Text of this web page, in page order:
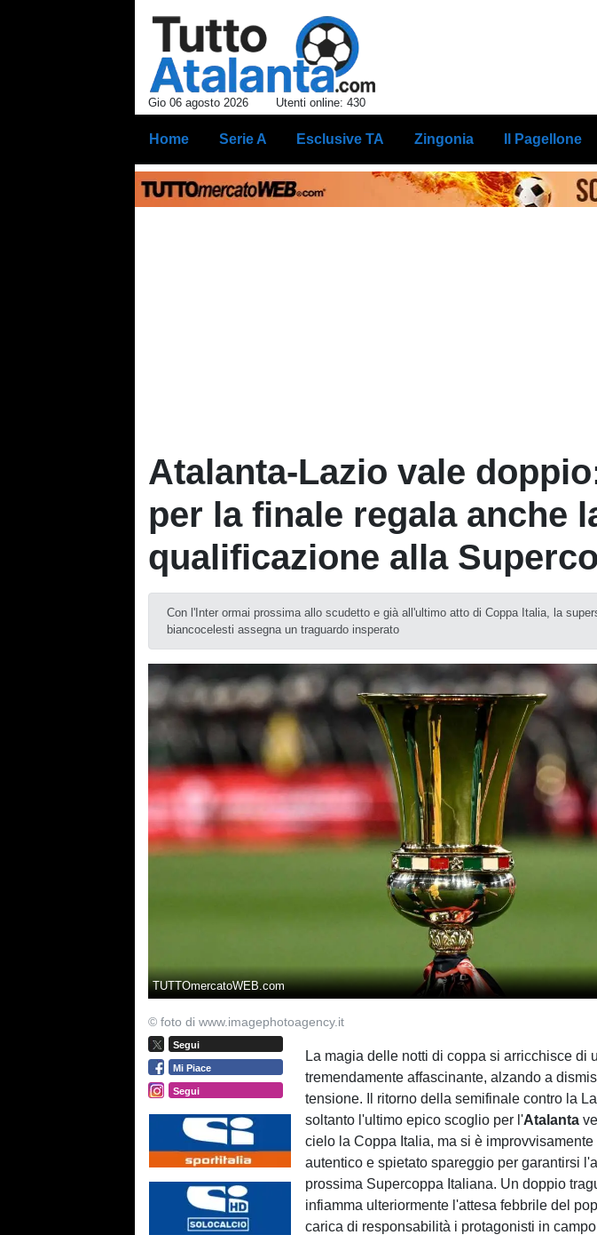
Gio 06 agosto 2026 Utenti online: 430
Home Serie A Esclusive TA Zingonia Il Pagellone
Atalanta-Lazio vale
per la finale regala anche
qualificazione alla
Con l'Inter ormai prossima allo scudetto e già all'ultimo atto di Coppa Italia, la
biancocelesti assegna un traguardo insperato
TUTTOmercatoWEB.com
© foto di www.imagephotoagency.it
Segui
Mi Piace
Segui
La magia delle notti di coppa si arricchisce di
tremendamente affascinante, alzando a
tensione. Il ritorno della semifinale contro la
soltanto l'ultimo epico scoglio per l'Atalanta
cielo la Coppa Italia, ma si è improvvisamente
autentico e spietato spareggio per garantirsi
prossima Supercoppa Italiana. Un doppio
infiamma ulteriormente l'attesa febbrile del
carica di responsabilità i protagonisti in